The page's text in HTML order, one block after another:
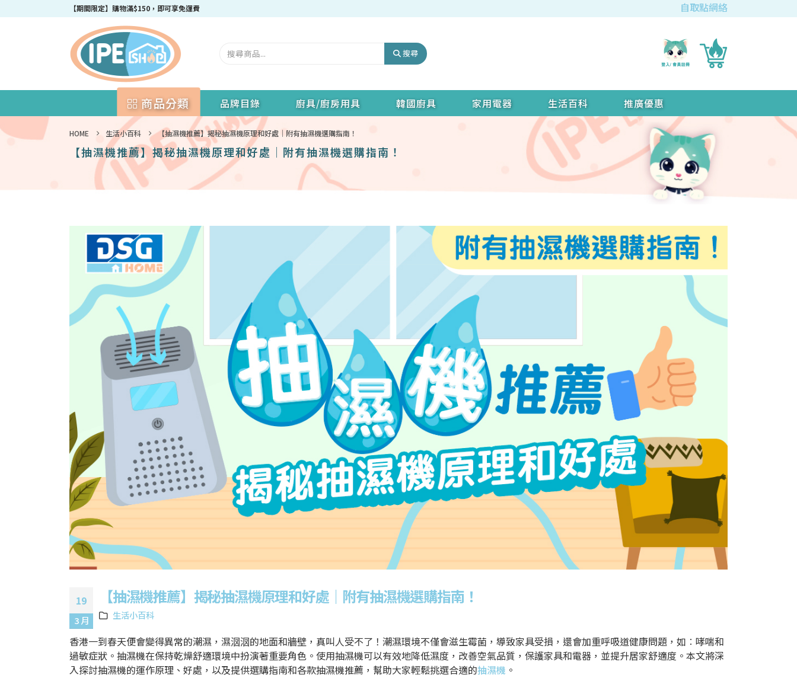
成為IPEshop會員，新會員即可獲得迎新$50購物優惠碼！ 自取點網絡
搜尋
商品分類 品牌目錄 廚具/廚房用具 韓國廚具 家用電器 生活百科 推廣優惠
HOME 生活小百科 【抽濕機推薦】揭秘抽濕機原理和好處｜附有抽濕機選購指南！
【抽濕機推薦】揭秘抽濕機原理和好處｜附有抽濕機選購指南！
19
3 月
【抽濕機推薦】揭秘抽濕機原理和好處｜附有抽濕機選購指南！
生活小百科
香港一到春天便會變得異常的潮濕，濕𣲷𣲷的地面和牆壁，真叫人受不了！潮濕環境不僅會滋生霉菌，導致家具受損，還會加重呼吸道健康問題，如︰哮喘和
過敏症狀。抽濕機在保持乾燥舒適環境中扮演著重要角色。使用抽濕機可以有效地降低濕度，改善空氣品質，保護家具和電器，並提升居家舒適度。本文將深
入探討抽濕機的運作原理、好處，以及提供選購指南和各款抽濕機推薦 ，幫助大家輕鬆挑選合適的抽濕機 。